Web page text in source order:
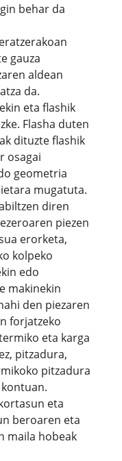
behar da
gauza
aldean
da.
eta flashik
Flasha duten
dituzte flashik
osagai
geometria
mugatuta.
diren
piezen
erorketa,
kolpeko
edo
makinekin
den piezaren
forjatzeko
eta karga
pitzadura,
pitzadura
eta
beroaren eta
maila hobeak